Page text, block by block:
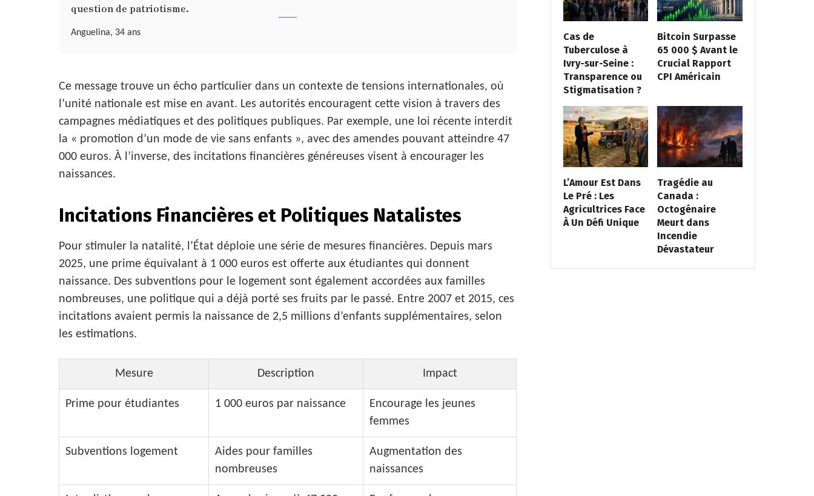
question de patriotisme.
Anguelina, 34 ans
Ce message trouve un écho particulier dans un contexte de tensions internationales, où
l’unité nationale est mise en avant. Les autorités encouragent cette vision à travers des
campagnes médiatiques et des politiques publiques. Par exemple, une loi récente interdit
la « promotion d’un mode de vie sans enfants », avec des amendes pouvant atteindre 47
000 euros. À l’inverse, des incitations financières généreuses visent à encourager les
naissances.
Incitations Financières et Politiques Natalistes
Pour stimuler la natalité, l’État déploie une série de mesures financières. Depuis mars
2025, une prime équivalant à 1 000 euros est offerte aux étudiantes qui donnent
naissance. Des subventions pour le logement sont également accordées aux familles
nombreuses, une politique qui a déjà porté ses fruits par le passé. Entre 2007 et 2015, ces
incitations avaient permis la naissance de 2,5 millions d’enfants supplémentaires, selon
les estimations.
Mesure Description Impact
Prime pour étudiantes 1 000 euros par naissance
Encourage les jeunes
femmes
Subventions logement
Aides pour familles
nombreuses
Augmentation des
naissances
Cas de
Tuberculose à
Ivry-sur-Seine :
Transparence ou
Stigmatisation ?
Bitcoin Surpasse
65 000 $ Avant le
Crucial Rapport
CPI Américain
L’Amour Est Dans
Le Pré : Les
Agricultrices Face
À Un Défi Unique
Tragédie au
Canada :
Octogénaire
Meurt dans
Incendie
Dévastateur